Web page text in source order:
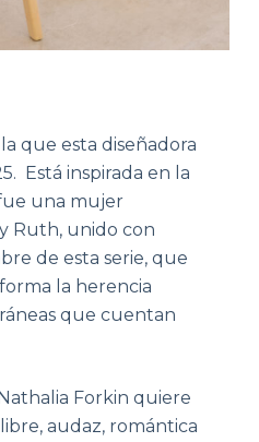
que esta diseñadora
Está inspirada en la
una mujer
Ruth, unido con
de esta serie, que
la herencia
que cuentan
Forkin quiere
audaz, romántica